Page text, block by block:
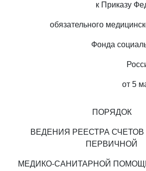
к Приказу
обязательного
Фонда
от 5
ПОРЯДОК
ВЕДЕНИЯ РЕЕСТРА
ПЕРВИЧНОЙ
МЕДИКО-САНИТАРНОЙ